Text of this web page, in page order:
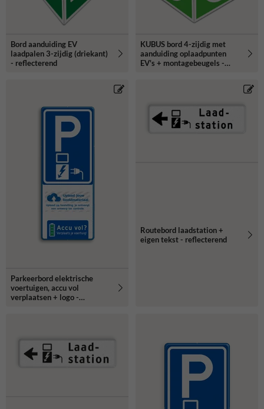
Bord aanduiding EV
laadpalen 3-zijdig (driekant)
- reflecterend
KUBUS bord 4-zijdig met
aanduiding oplaadpunten
EV's + montagebeugels -
Parkeerbord elektrische
voertuigen, accu vol
verplaatsen + logo -
Routebord laadstation +
eigen tekst - reflecterend